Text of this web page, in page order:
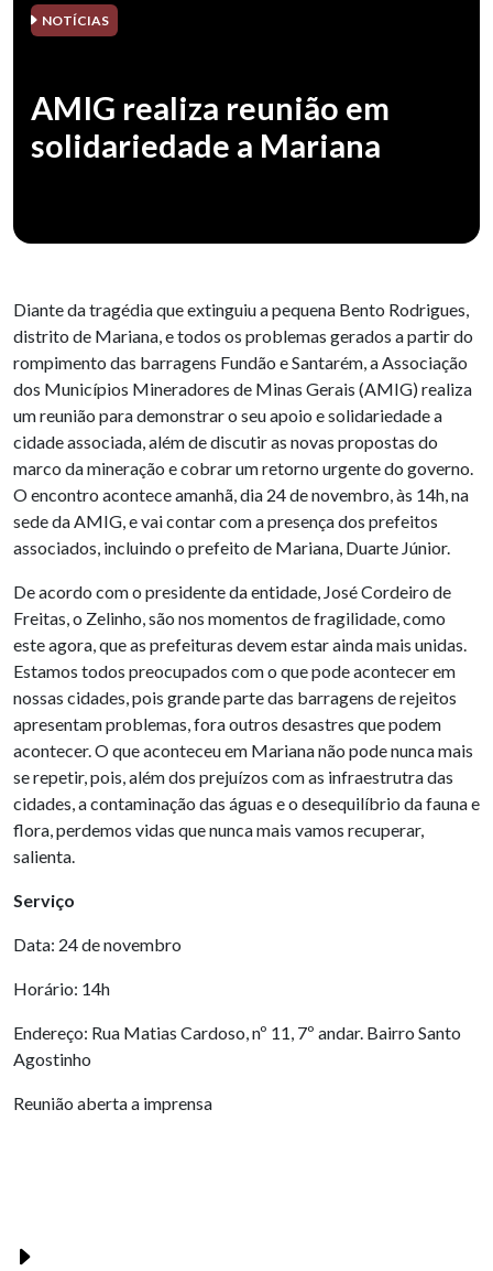
NOTÍCIAS
AMIG realiza reunião em
solidariedade a Mariana
Diante da tragédia que extinguiu a pequena Bento Rodrigues,
distrito de Mariana, e todos os problemas gerados a partir do
rompimento das barragens Fundão e Santarém, a Associação
dos Municípios Mineradores de Minas Gerais (AMIG) realiza
um reunião para demonstrar o seu apoio e solidariedade a
cidade associada, além de discutir as novas propostas do
marco da mineração e cobrar um retorno urgente do governo.
O encontro acontece amanhã, dia 24 de novembro, às 14h, na
sede da AMIG, e vai contar com a presença dos prefeitos
associados, incluindo o prefeito de Mariana, Duarte Júnior.
De acordo com o presidente da entidade, José Cordeiro de
Freitas, o Zelinho, são nos momentos de fragilidade, como
este agora, que as prefeituras devem estar ainda mais unidas.
Estamos todos preocupados com o que pode acontecer em
nossas cidades, pois grande parte das barragens de rejeitos
apresentam problemas, fora outros desastres que podem
acontecer. O que aconteceu em Mariana não pode nunca mais
se repetir, pois, além dos prejuízos com as infraestrutra das
cidades, a contaminação das águas e o desequilíbrio da fauna e
flora, perdemos vidas que nunca mais vamos recuperar,
salienta.
Serviço
Data: 24 de novembro
Horário: 14h
Endereço: Rua Matias Cardoso, nº 11, 7º andar. Bairro Santo
Agostinho
Reunião aberta a imprensa